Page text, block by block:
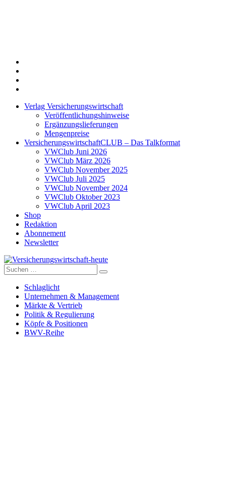
Verlag Versicherungswirtschaft
Veröffentlichungshinweise
Ergänzungslieferungen
Mengenpreise
VersicherungswirtschaftCLUB – Das Talkformat
VWClub Juni 2026
VWClub März 2026
VWClub November 2025
VWClub Juli 2025
VWClub November 2024
VWClub Oktober 2023
VWClub April 2023
Shop
Redaktion
Abonnement
Newsletter
Versicherungswirtschaft-heute
Suche
nach:
Schlaglicht
Unternehmen & Management
Märkte & Vertrieb
Politik & Regulierung
Köpfe & Positionen
BWV-Reihe